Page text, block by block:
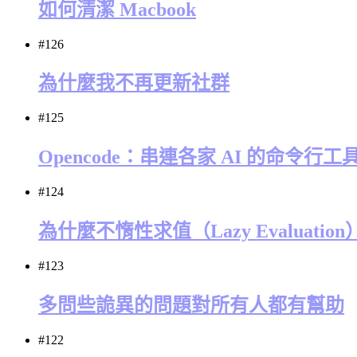
如何清潔 Macbook
#126
為什麼我不再更新社群
#125
Opencode：串連各家 AI 的命令行工
#124
為什麼不惰性求值（Lazy Evaluation
#123
多問些詭異的問題對所有人都有幫助
#122